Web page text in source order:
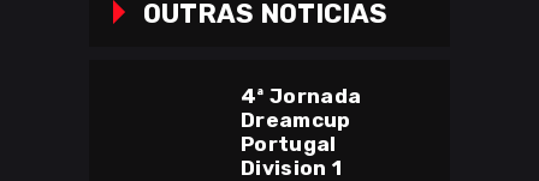
OUTRAS NOTICIAS
4ª Jornada
Dreamcup
Portugal
Division 1